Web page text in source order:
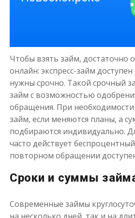
Сумма
Получить
Чтобы взять займ, достаточно
онлайн: экспресс-займ
нужны срочно. Такой срочный
займ с возможностью
обращения. При
займ, если меняются планы, а
подбираются индивидуально.
часто действует
повторном обращении
Сроки и суммы
Современные займы